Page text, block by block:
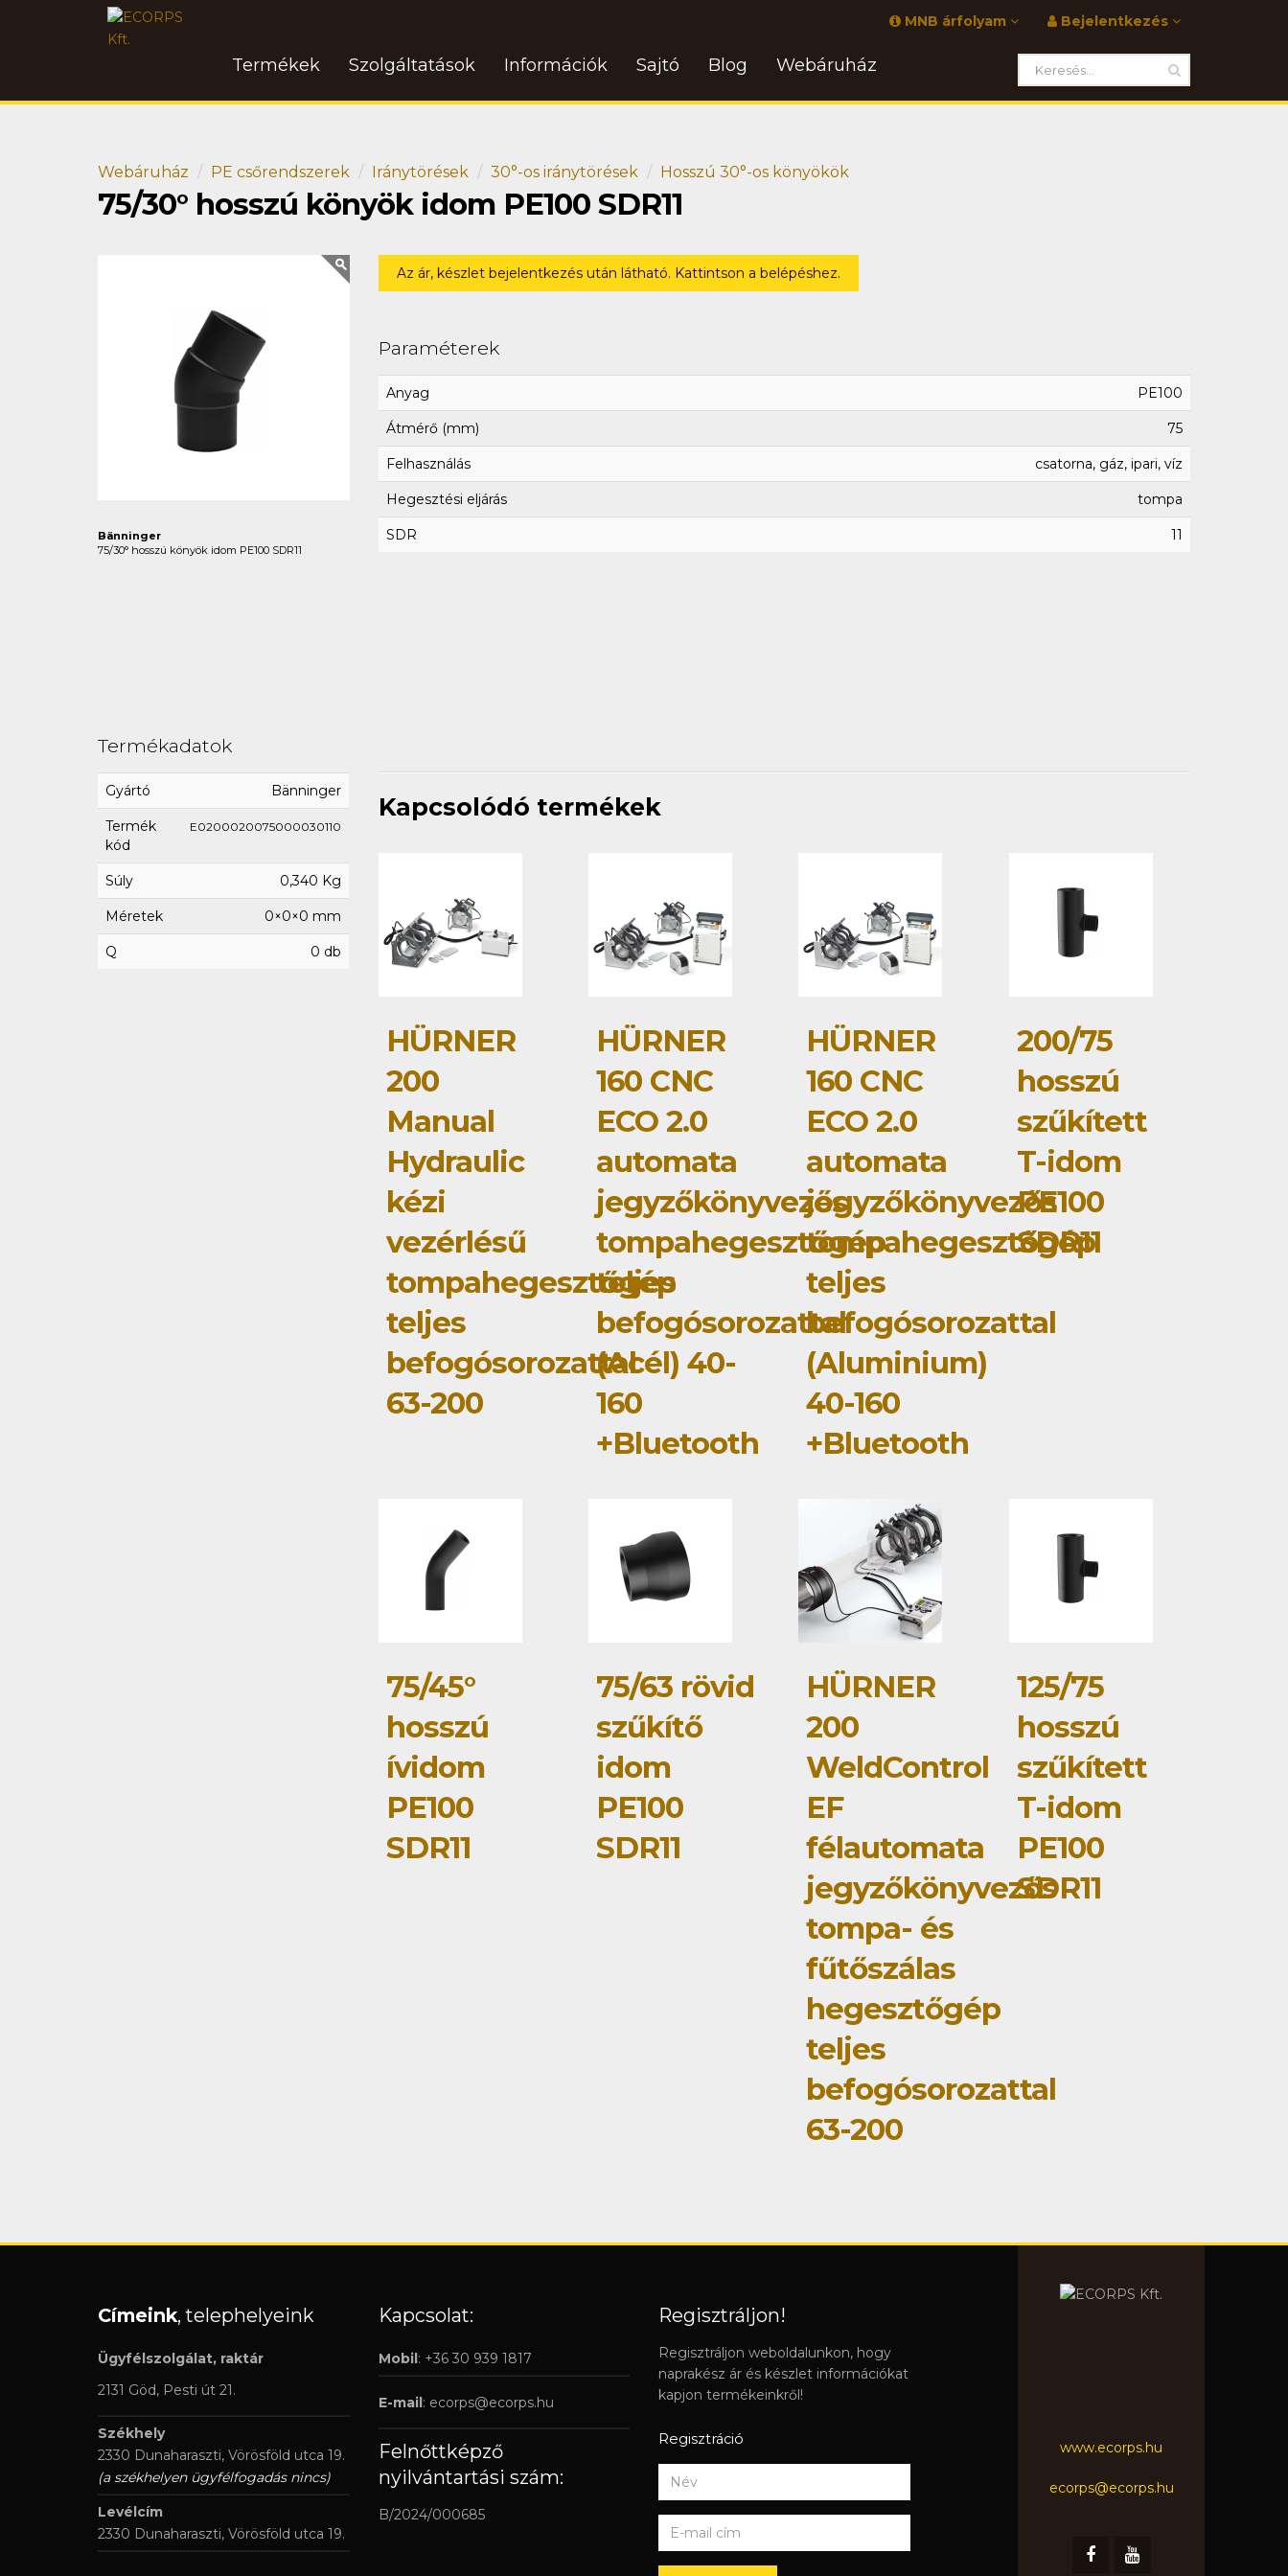
Bejelentkezés
MNB árfolyam
Termékek Szolgáltatások Információk Sajtó Blog Webáruház
Webáruház PE csőrendszerek Iránytörések 30°-os iránytörések Hosszú 30°-os könyökök
75/30° hosszú könyök idom PE100 SDR11
Bänninger
75/30° hosszú könyök idom PE100 SDR11
Az ár, készlet bejelentkezés után látható. Kattintson a belépéshez.
Paraméterek
Anyag PE100
Átmérő (mm) 75
Felhasználás csatorna, gáz, ipari, víz
Hegesztési eljárás tompa
SDR 11
Termékadatok
Gyártó Bänninger
Termék
kód
E0200020075000030110
Súly 0,340 Kg
Méretek 0×0×0 mm
Q 0 db
Kapcsolódó termékek
HÜRNER
200
Manual
Hydraulic
kézi
vezérlésű
tompahegesztőgép
teljes
befogósorozattal
63-200
HÜRNER
160 CNC
ECO 2.0
automata
jegyzőkönyvezős
tompahegesztőgép
teljes
befogósorozattal
(Acél) 40-
160
+Bluetooth
HÜRNER
160 CNC
ECO 2.0
automata
jegyzőkönyvezős
tompahegesztőgép
teljes
befogósorozattal
(Aluminium)
40-160
+Bluetooth
200/75
hosszú
szűkített
T-idom
PE100
SDR11
75/45°
hosszú
ívidom
PE100
SDR11
75/63 rövid
szűkítő
idom
PE100
SDR11
HÜRNER
200
WeldControl
EF
félautomata
jegyzőkönyvezős
tompa- és
fűtőszálas
hegesztőgép
teljes
befogósorozattal
63-200
125/75
hosszú
szűkített
T-idom
PE100
SDR11
Címeink, telephelyeink
Ügyfélszolgálat, raktár
2131 Göd, Pesti út 21.
Székhely
2330 Dunaharaszti, Vörösföld utca 19.
(a székhelyen ügyfélfogadás nincs)
Levélcím
2330 Dunaharaszti, Vörösföld utca 19.
Kapcsolat:
Mobil: +36 30 939 1817
E-mail: ecorps@ecorps.hu
Felnőttképző
nyilvántartási szám:
B/2024/000685
Regisztráljon!
Regisztráljon weboldalunkon, hogy
naprakész ár és készlet információkat
kapjon termékeinkről!
Regisztráció www.ecorps.hu
ecorps@ecorps.hu